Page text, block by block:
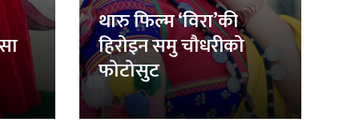
थारु फिल्म ‘विरा’की
हिरोइन समु चौधरीको
फोटोसुट